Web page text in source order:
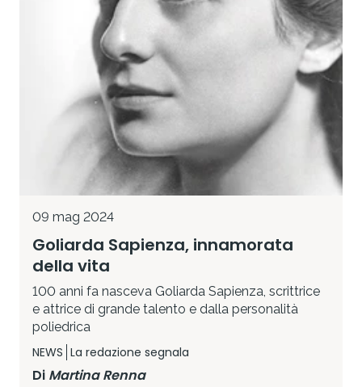
09 mag 2024
Goliarda Sapienza, innamorata
della vita
100 anni fa nasceva Goliarda Sapienza, scrittrice
e attrice di grande talento e dalla personalità
poliedrica
NEWS La redazione segnala
Di Martina Renna